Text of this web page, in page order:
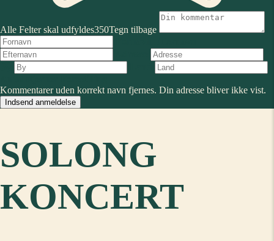
Alle Felter skal udfyldes350Tegn tilbage
Kommentarer uden korrekt navn fjernes. Din adresse bliver ikke vist.
SOLONG
KONCERT